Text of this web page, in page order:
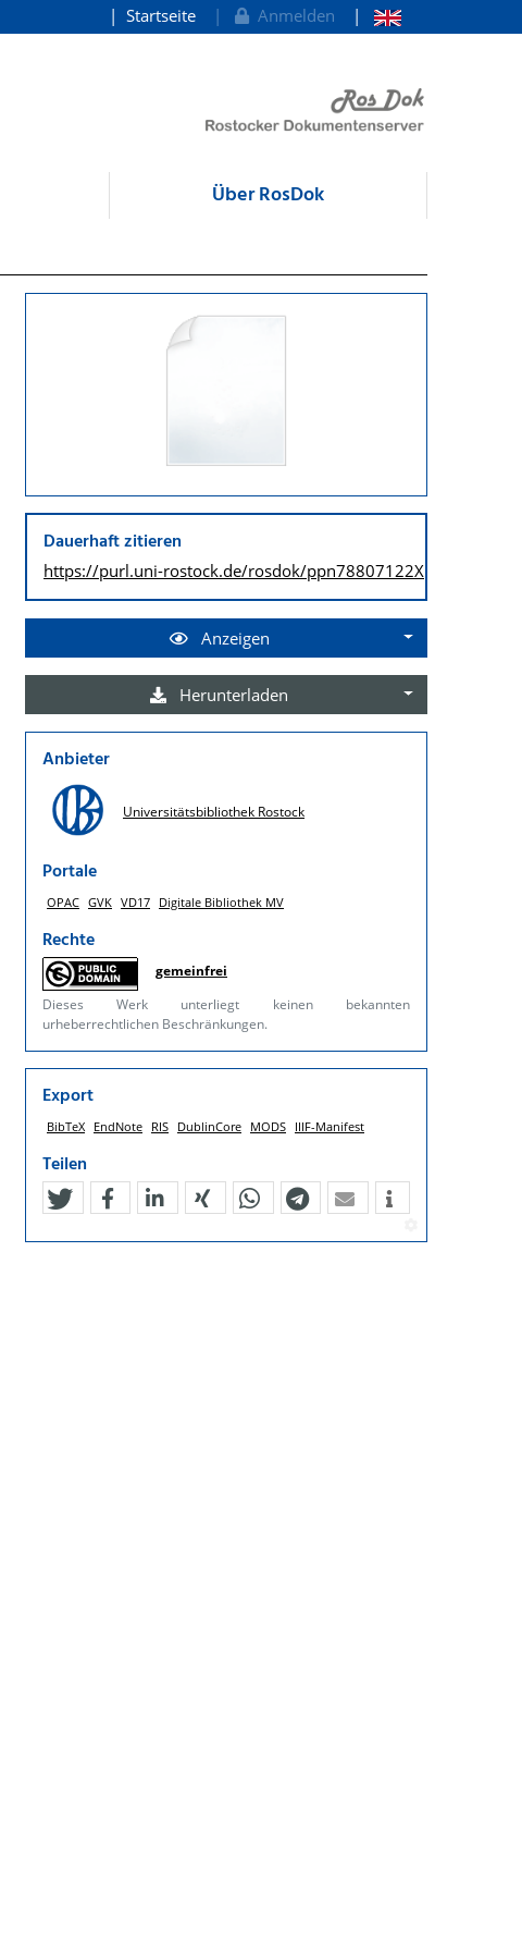
Startseite Anmelden
Über RosDok
Dauerhaft zitieren
https://purl.uni-rostock.de/rosdok/ppn78807122X
Anzeigen
Herunterladen
Anbieter
Universitätsbibliothek Rostock
Portale
OPAC GVK VD17 Digitale Bibliothek MV
Rechte
gemeinfrei
Dieses Werk unterliegt keinen bekannten
urheberrechtlichen Beschränkungen.
Export
BibTeX EndNote RIS DublinCore MODS IIIF-Manifest
Teilen